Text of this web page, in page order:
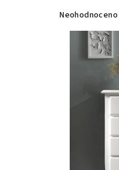
Průměrné
produktu
Neohodnoceno